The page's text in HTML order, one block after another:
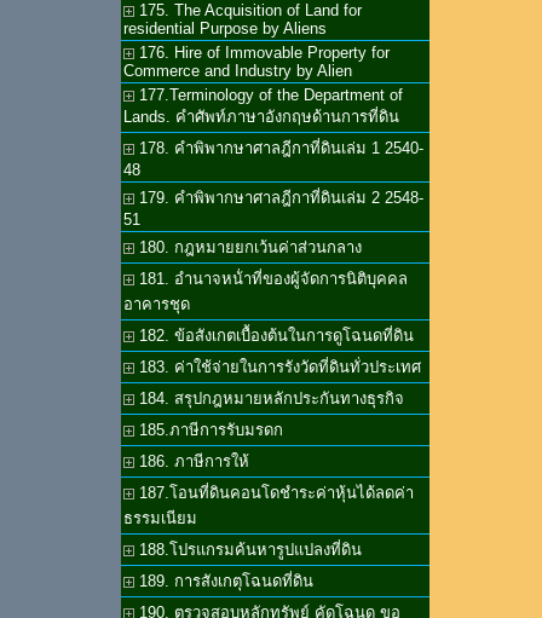
175. The Acquisition of Land for
residential Purpose by Aliens
176. Hire of Immovable Property for
Commerce and Industry by Alien
177.Terminology of the Department of
Lands. คำศัพท์ภาษาอังกฤษด้านการที่ดิน
178. คำพิพากษาศาลฎีกาที่ดินเล่ม 1 2540-
48
179. คำพิพากษาศาลฎีกาที่ดินเล่ม 2 2548-
51
180. กฎหมายยกเว้นค่าส่วนกลาง
181. อำนาจหน้่าที่ของผู้จัดการนิติบุคคล
อาคารชุด
182. ข้อสังเกตเบื้องต้นในการดูโฉนดที่ดิน
183. ค่าใช้จ่ายในการรังวัดที่ดินทั่วประเทศ
184. สรุปกฎหมายหลักประกันทางธุรกิจ
185.ภาษีการรับมรดก
186. ภาษีการให้
187.โอนที่ดินคอนโดชำระค่าหุ้นได้ลดค่า
ธรรมเนียม
188.โปรแกรมค้นหารูปแปลงที่ดิน
189. การสังเกตุโฉนดที่ดิน
190. ตรวจสอบหลักทรัพย์ คัดโฉนด ขอ